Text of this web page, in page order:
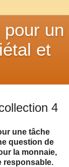
un
et
4
une tâche
question de
la monnaie,
responsable.